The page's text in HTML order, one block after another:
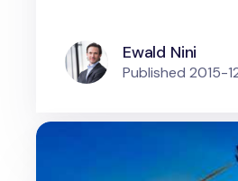
Ewald Nini
Published 2015-